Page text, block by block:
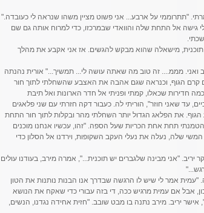
"תתרוממי על ארבע... אני פשוט מציין משהו שנראה לי כעובדה."
גישה אל התחת שלה והוואדי שבמרכזו, כדי למרוח אותה גם שם
תוכנית, מישאלה שהוא מבקש להגשים. אז אני אקבע את מהלך
ואני. מממ.... זה טוב מה שאתה עושה לי... תמשיך..." אורית נהנתה
קרם הגוף, וכנראה שגם אהבה את האצבע שהשחלתי לתוך חור
חדירות שכאלו, קמתי ופניתי אל חדר הארונות ואל תיבת
עד שאני חוזר", הוריתי לה. כעבור דקה חזרתי עם שני פלאגים
הגוף. את הפלאג הגדול יותר השחלתי מהר ובקלות לתוך חור התחת
תחת אחת הכריות שעל הספה. "זהו, עכשיו אנחנו מוכנים
שלה, נעלה את נעלי העקב השקופות, וירדנו אל הסלון כדי
יריב. "אני מבינה שלגברים יש תוכנית...", אמרה מירב, בעודנו עולים
"עמית אמר לי שיש לו הרגשה שבדרך אנו הבנות נותנות את הטון
אבל אם עמית מרגיש ככה, די בזה עבורי כדי שאקח את הנושא
אישר יריב. מירב נתנה בו מבט שובב. "חזית אחידה נגדנו, הנשים,